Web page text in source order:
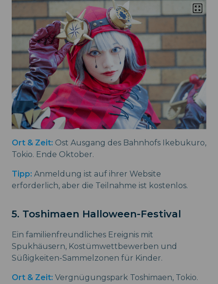
Ort & Zeit: Ost Ausgang des Bahnhofs Ikebukuro,
Tokio. Ende Oktober.
Tipp: Anmeldung ist auf ihrer Website
erforderlich, aber die Teilnahme ist kostenlos.
5. Toshimaen Halloween-Festival
Ein familienfreundliches Ereignis mit
Spukhäusern, Kostümwettbewerben und
Süßigkeiten-Sammelzonen für Kinder.
Ort & Zeit: Vergnügungspark Toshimaen, Tokio.